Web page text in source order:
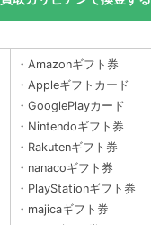
・Amazonギフト券
・Appleギフトカード
・GooglePlayカード
・Nintendoギフト券
・Rakutenギフト券
・nanacoギフト券
・PlayStationギフト券
・majicaギフト券